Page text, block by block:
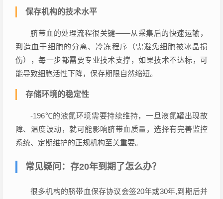
保存机构的技术水平
脐带血的处理流程很关键——从采集后的快速运输，
到造血干细胞的分离、冷冻程序（需避免细胞被冰晶损
伤），每一步都需要专业技术支撑，如果技术不达标，可
能导致细胞活性下降，保存期限自然缩短。
存储环境的稳定性
-196℃的液氮环境需要持续维持，一旦液氮罐出现故
障、温度波动，就可能影响脐带血质量，选择有完善监控
系统、定期维护的正规机构至关重要。
常见疑问：存20年到期了怎么办？
很多机构的脐带血保存协议会签20年或30年,到期后并